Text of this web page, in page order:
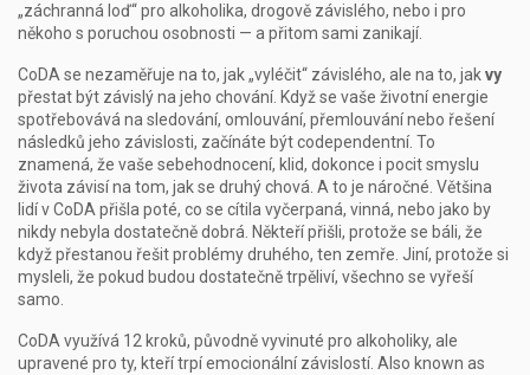
„záchranná loď“ pro alkoholika, drogově závislého, nebo i pro
někoho s poruchou osobnosti — a přitom sami zanikají.
CoDA se nezaměřuje na to, jak „vyléčit“ závislého, ale na to, jakvy
přestat být závislý na jeho chování. Když se vaše životní energie
spotřebovává na sledování, omlouvání, přemlouvání nebo řešení
následků jeho závislosti, začínáte být codependentní. To
znamená, že vaše sebehodnocení, klid, dokonce i pocit smyslu
života závisí na tom, jak se druhý chová. A to je náročné. Většina
lidí v CoDA přišla poté, co se cítila vyčerpaná, vinná, nebo jako by
nikdy nebyla dostatečně dobrá. Někteří přišli, protože se báli, že
když přestanou řešit problémy druhého, ten zemře. Jiní, protože si
mysleli, že pokud budou dostatečně trpěliví, všechno se vyřeší
samo.
CoDA využívá 12 kroků, původně vyvinuté pro alkoholiky, ale
upravené pro ty, kteří trpí emocionální závislostí. Also known as